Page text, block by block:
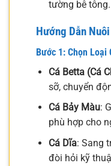
tường bê tông.
Hướng Dẫn
Bước 1: Chọn Loại
Cá Betta (Cá
sỡ, chuyển
Cá Bảy Màu:
phù hợp cho
Cá Dĩa: Sang
đòi hỏi kỹ